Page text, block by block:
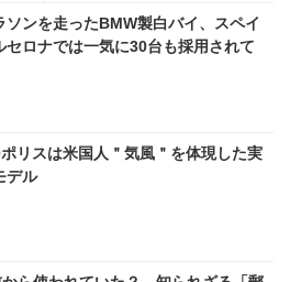
ソンを走ったBMW製白バイ、スペイ
セロナでは一気に30台も採用されて
リスは米国人＂気風＂を体現した実
デル